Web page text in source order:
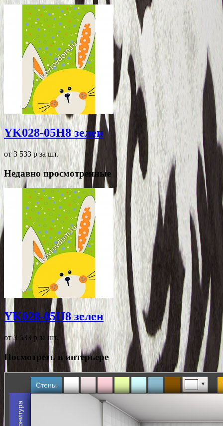
YK028-05H8 зелен
от 3 533 p за шт.
Недавно просмотренные
YK028-05H8 зелен
от 3 533 p за шт.
Посмотреть в интерьере